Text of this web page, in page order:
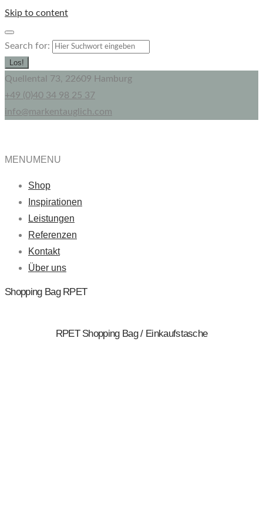
Skip to content
Search for:
Los!
Quellental 73, 22609 Hamburg
+49 (0)40 34 98 25 37
info@markentauglich.com
MENUMENU
Shop
Inspirationen
Leistungen
Referenzen
Kontakt
Über uns
Shopping Bag RPET
RPET Shopping Bag / Einkaufstasche